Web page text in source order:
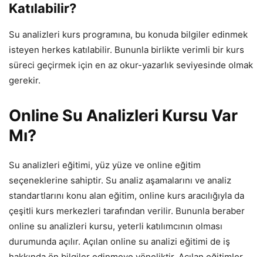
Katılabilir?
Su analizleri kurs programına, bu konuda bilgiler edinmek
isteyen herkes katılabilir. Bununla birlikte verimli bir kurs
süreci geçirmek için en az okur-yazarlık seviyesinde olmak
gerekir.
Online Su Analizleri Kursu Var
Mı?
Su analizleri eğitimi, yüz yüze ve online eğitim
seçeneklerine sahiptir. Su analiz aşamalarını ve analiz
standartlarını konu alan eğitim, online kurs aracılığıyla da
çeşitli kurs merkezleri tarafından verilir. Bununla beraber
online su analizleri kursu, yeterli katılımcının olması
durumunda açılır. Açılan online su analizi eğitimi de iş